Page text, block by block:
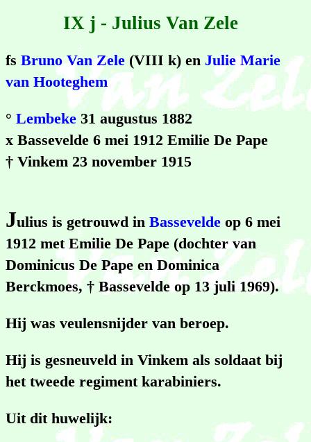
IX j - Julius Van Zele
fs Bruno Van Zele (VIII k) en Julie Marie
van Hooteghem
° Lembeke 31 augustus 1882
x Bassevelde 6 mei 1912 Emilie De Pape
† Vinkem 23 november 1915
Julius is getrouwd in Bassevelde op 6 mei
1912 met Emilie De Pape (dochter van
Dominicus De Pape en Dominica
Berckmoes, † Bassevelde op 13 juli 1969).
Hij was veulensnijder van beroep.
Hij is gesneuveld in Vinkem als soldaat bij
het tweede regiment karabiniers.
Uit dit huwelijk: